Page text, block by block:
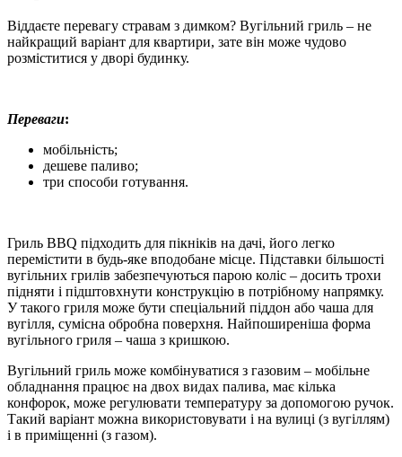
Віддаєте перевагу стравам з димком? Вугільний гриль – не
найкращий варіант для квартири, зате він може чудово
розміститися у дворі будинку.
Переваги:
мобільність;
дешеве паливо;
три способи готування.
Гриль BBQ підходить для пікніків на дачі, його легко
перемістити в будь-яке вподобане місце. Підставки більшості
вугільних грилів забезпечуються парою коліс – досить трохи
підняти і підштовхнути конструкцію в потрібному напрямку.
У такого гриля може бути спеціальний піддон або чаша для
вугілля, сумісна обробна поверхня. Найпоширеніша форма
вугільного гриля – чаша з кришкою.
Вугільний гриль може комбінуватися з газовим – мобільне
обладнання працює на двох видах палива, має кілька
конфорок, може регулювати температуру за допомогою ручок.
Такий варіант можна використовувати і на вулиці (з вугіллям)
і в приміщенні (з газом).